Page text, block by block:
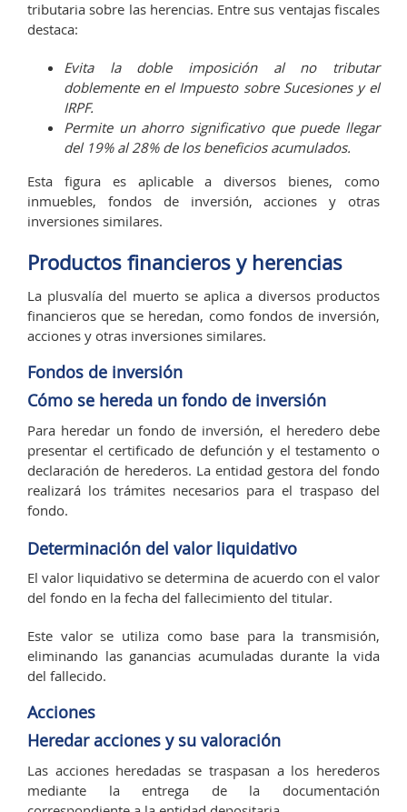
tributaria sobre las herencias. Entre sus ventajas fiscales
destaca:
Evita la doble imposición al no tributar
doblemente en el Impuesto sobre Sucesiones y el
IRPF.
Permite un ahorro significativo que puede llegar
del 19% al 28% de los beneficios acumulados.
Esta figura es aplicable a diversos bienes, como
inmuebles, fondos de inversión, acciones y otras
inversiones similares.
Productos financieros y herencias
La plusvalía del muerto se aplica a diversos productos
financieros que se heredan, como fondos de inversión,
acciones y otras inversiones similares.
Fondos de inversión
Cómo se hereda un fondo de inversión
Para heredar un fondo de inversión, el heredero debe
presentar el certificado de defunción y el testamento o
declaración de herederos. La entidad gestora del fondo
realizará los trámites necesarios para el traspaso del
fondo.
Determinación del valor liquidativo
El valor liquidativo se determina de acuerdo con el valor
del fondo en la fecha del fallecimiento del titular.
Este valor se utiliza como base para la transmisión,
eliminando las ganancias acumuladas durante la vida
del fallecido.
Acciones
Heredar acciones y su valoración
Las acciones heredadas se traspasan a los herederos
mediante la entrega de la documentación